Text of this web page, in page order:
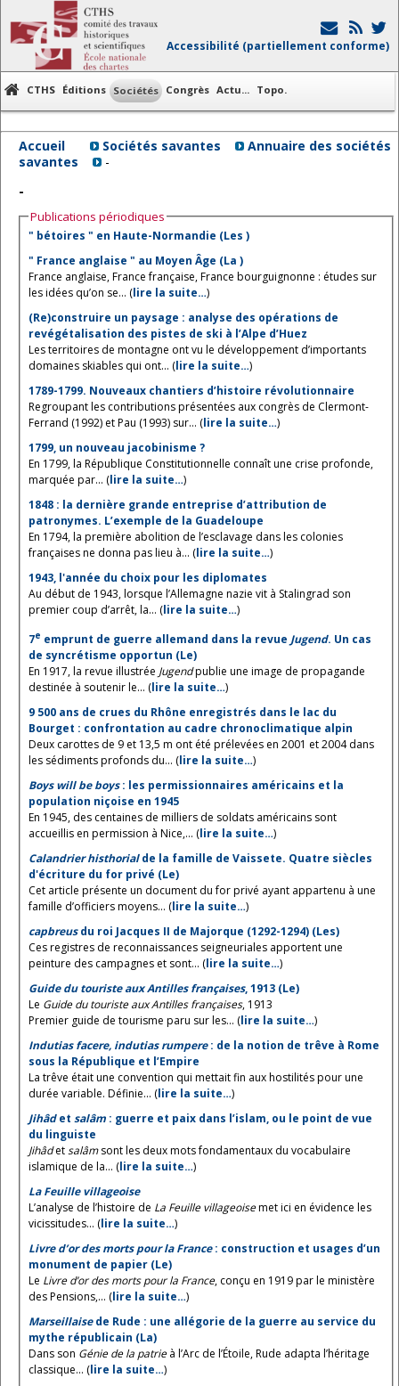
Accessibilité (partiellement conforme)
CTHS Éditions Sociétés Congrès Actu... Topo.
Accueil Sociétés savantes
Annuaire des sociétés
savantes
-
-
Publications périodiques
" bétoires " en Haute-Normandie (Les )
" France anglaise " au Moyen Âge (La )
France anglaise, France française, France bourguignonne : études sur
les idées qu’on se... (lire la suite…)
(Re)construire un paysage : analyse des opérations de
revégétalisation des pistes de ski à l’Alpe d’Huez
Les territoires de montagne ont vu le développement d’importants
domaines skiables qui ont... (lire la suite…)
1789-1799. Nouveaux chantiers d’histoire révolutionnaire
Regroupant les contributions présentées aux congrès de Clermont-
Ferrand (1992) et Pau (1993) sur... (lire la suite…)
1799, un nouveau jacobinisme ?
En 1799, la République Constitutionnelle connaît une crise profonde,
marquée par... (lire la suite…)
1848 : la dernière grande entreprise d’attribution de
patronymes. L’exemple de la Guadeloupe
En 1794, la première abolition de l’esclavage dans les colonies
françaises ne donna pas lieu à... (lire la suite…)
1943, l'année du choix pour les diplomates
Au début de 1943, lorsque l’Allemagne nazie vit à Stalingrad son
premier coup d’arrêt, la... (lire la suite…)
7e emprunt de guerre allemand dans la revue Jugend. Un cas
de syncrétisme opportun (Le)
En 1917, la revue illustrée Jugendpublie une image de propagande
destinée à soutenir le... (lire la suite…)
9 500 ans de crues du Rhône enregistrés dans le lac du
Bourget : confrontation au cadre chronoclimatique alpin
Deux carottes de 9 et 13,5 m ont été prélevées en 2001 et 2004 dans
les sédiments profonds du... (lire la suite…)
Boys will be boys: les permissionnaires américains et la
population niçoise en 1945
En 1945, des centaines de milliers de soldats américains sont
accueillis en permission à Nice,... (lire la suite…)
Calandrier histhorialde la famille de Vaissete. Quatre siècles
d'écriture du for privé (Le)
Cet article présente un document du for privé ayant appartenu à une
famille d’officiers moyens... (lire la suite…)
capbreusdu roi Jacques II de Majorque (1292-1294) (Les)
Ces registres de reconnaissances seigneuriales apportent une
peinture des campagnes et sont... (lire la suite…)
Guide du touriste aux Antilles françaises
, 1913 (Le)
Le Guide du touriste aux Antilles françaises, 1913
Premier guide de tourisme paru sur les... (lire la suite…)
Indutias facere, indutias rumpere: de la notion de trêve à Rome
sous la République et l’Empire
La trêve était une convention qui mettait fin aux hostilités pour une
durée variable. Définie... (lire la suite…)
Jihâdet salâm : guerre et paix dans l’islam, ou le point de vue
du linguiste
Jihâdetsalâmsont les deux mots fondamentaux du vocabulaire
islamique de la... (lire la suite…)
La Feuille villageoise
L’analyse de l’histoire de La Feuille villageoisemet ici en évidence les
vicissitudes... (lire la suite…)
Livre d’or des morts pour la France: construction et usages d’un
monument de papier (Le)
Le Livre d’or des morts pour la France, conçu en 1919 par le ministère
des Pensions,... (lire la suite…)
Marseillaisede Rude : une allégorie de la guerre au service du
mythe républicain (La)
Dans son Génie de la patrieà l’Arc de l’Étoile, Rude adapta l’héritage
classique... (lire la suite…)